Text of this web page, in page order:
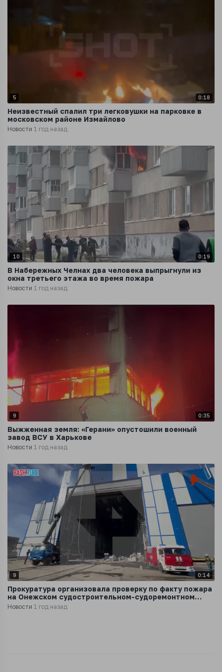
5 0:18
Неизвестный спалил три легковушки на парковке в
московском районе Измайлово
Новости 1 год назад
10 0:19
В Набережных Челнах два человека выпрыгнули из
окна третьего этажа во время пожара
Новости 1 год назад
9 0:35
Выжженная земля: «Герани» опустошили военный
завод ВСУ в Харькове
Новости 1 год назад
9 0:14
Прокуратура организовала проверку по факту пожара
на Онежском судостроительном-судоремонтном
заводе в Петрозаводске
Новости 1 год назад